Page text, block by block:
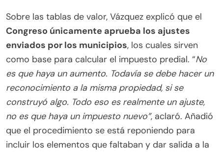
Sobre las tablas de valor, Vázquez explicó que el
Congreso únicamente aprueba los ajustes
enviados por los municipios, los cuales sirven
como base para calcular el impuesto predial. “No
es que haya un aumento. Todavía se debe hacer un
reconocimiento a la misma propiedad, si se
construyó algo. Todo eso es realmente un ajuste,
no es que haya un impuesto nuevo”, aclaró. Añadió
que el procedimiento se está reponiendo para
incluir los elementos que faltaban y dar salida a la